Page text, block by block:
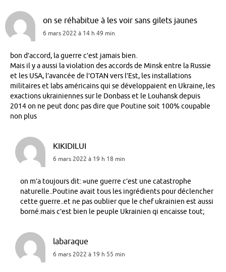
on se réhabitue à les voir sans gilets jaunes
6 mars 2022 à 14 h 49 min
bon d’accord, la guerre c’est jamais bien.
Mais il y a aussi la violation des accords de Minsk entre la Russie
et les USA, l’avancée de l’OTAN vers l’Est, les installations
militaires et labs américains qui se développaient en Ukraine, les
exactions ukrainiennes sur le Donbass et le Louhansk depuis
2014 on ne peut donc pas dire que Poutine soit 100% coupable
non plus
KIKIDILUI
6 mars 2022 à 19 h 18 min
on m’a toujours dit: »une guerre c’est une catastrophe
naturelle..Poutine avait tous les ingrédients pour déclencher
cette guerre..et ne pas oublier que le chef ukrainien est aussi
borné.mais c’est bien le peuple Ukrainien qi encaisse tout;
labaraque
6 mars 2022 à 19 h 55 min